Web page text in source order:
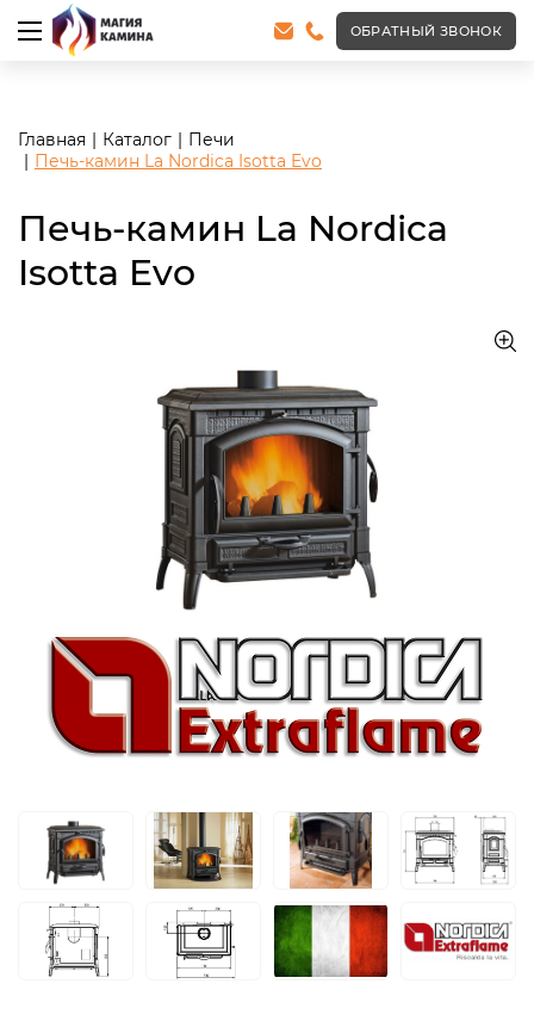
<meta name="robots" content="noindex, follow"/>
ОБРАТНЫЙ ЗВОНОК
Главная Каталог
Печи
Печь-камин La Nordica Isotta Evo
Печь-камин La Nordica
Isotta Evo